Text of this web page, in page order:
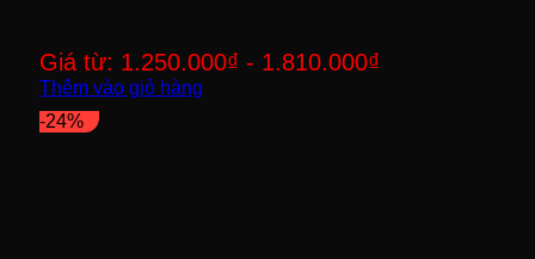
Giá từ: 1.250.000₫ - 1.810.000₫
Thêm vào giỏ hàng
-24%